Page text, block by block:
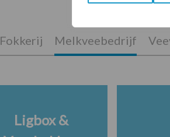
Fokkerij Melkveebedrijf
Ligbox &